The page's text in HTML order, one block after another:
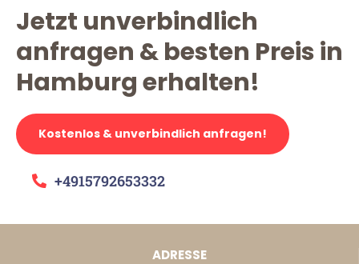
Jetzt unverbindlich
anfragen & besten Preis in
Hamburg erhalten!
Kostenlos & unverbindlich anfragen!
+4915792653332
ADRESSE